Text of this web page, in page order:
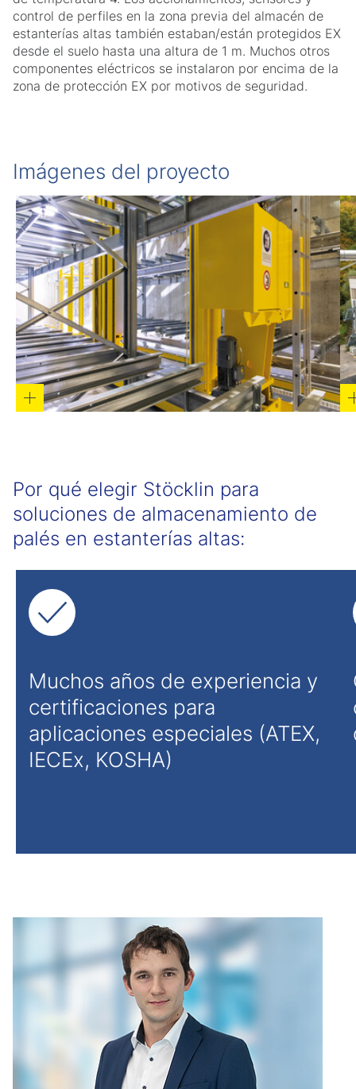
control de perfiles en la zona previa del almacén de
estanterías altas también estaban/están protegidos EX
desde el suelo hasta una altura de 1 m. Muchos otros
componentes eléctricos se instalaron por encima de la
zona de protección EX por motivos de seguridad.
Imágenes del proyecto
Por qué elegir Stöcklin para
soluciones de almacenamiento de
palés en estanterías altas:
Muchos años de experiencia y
certificaciones para
aplicaciones especiales (ATEX,
IECEx, KOSHA)